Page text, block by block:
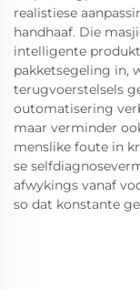
realistiese
handhaaf. Die
intelligente
pakketsegeling in,
terugvoerstelsels
outomatisering
maar verminder
menslike foute in
se
afwykings vanaf
so dat konstante